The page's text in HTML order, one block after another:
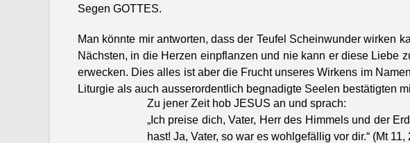
Segen GOTTES.
Man kön­nte mir antworten, dass der Teufel Schein­wun­der wirken
Näch­sten, in die Herzen einpflanzen und nie kann er diese Liebe
erweck­en. Dies alles ist aber die Frucht unseres Wirkens im
Liturgie als auch ausseror­dentlich beg­nadigte See­len bestätigten
Zu jen­er Zeit hob JESUS an und sprach:
„Ich preise dich, Vater, Herr des Him­mels und der
hast! Ja, Vater, so war es wohlge­fäl­lig vor dir.“ (Mt 11,